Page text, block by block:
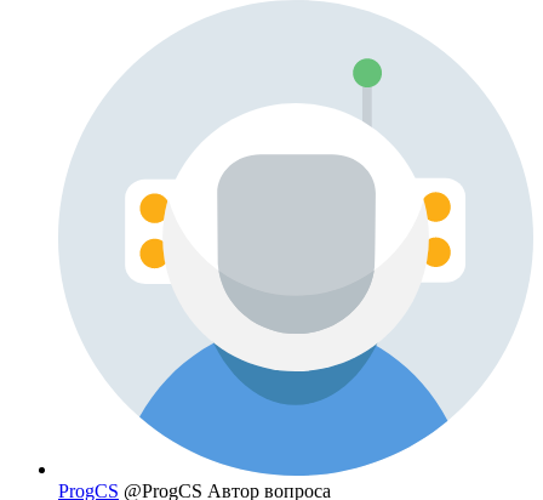
ProgCS @ProgCS Автор вопроса